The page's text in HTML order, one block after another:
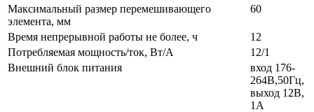
Максимальный размер перемешивающего
элемента, мм
60
Время непрерывной работы не более, ч
12
Потребляемая мощность/ток, Вт/А
12/1
Внешний блок питания
вход 176-
264В,50Гц,
выход 12В,
1А